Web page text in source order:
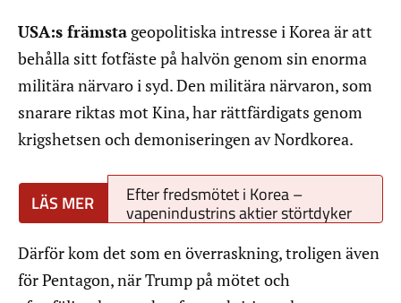
USA:s främsta geopolitiska intresse i Korea är att
behålla sitt fotfäste på halvön genom sin enorma
militära närvaro i syd. Den militära närvaron, som
snarare riktas mot Kina, har rättfärdigats genom
krigshetsen och demoniseringen av Nordkorea.
Efter fredsmötet i Korea –
vapenindustrins aktier störtdyker
Därför kom det som en överraskning, troligen även
för Pentagon, när Trump på mötet och